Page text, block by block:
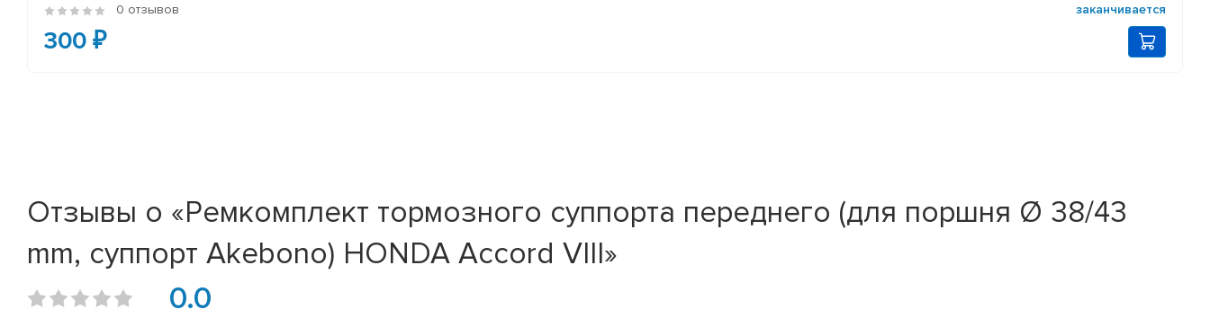
0 отзывов заканчивается
300 ₽
Отзывы о «Ремкомплект тормозного суппорта переднего (для поршня Ø 38/43
mm, суппорт Akebono) HONDA Accord VIII»
0.0